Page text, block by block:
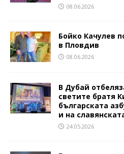
08.06.2026
Бойко Качулев
в Пловдив
08.06.2026
В Дубай
светите братя
българската
и на
24.05.2026